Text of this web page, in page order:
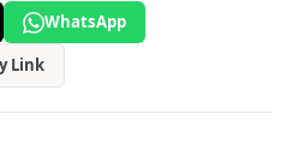
WhatsApp
Link